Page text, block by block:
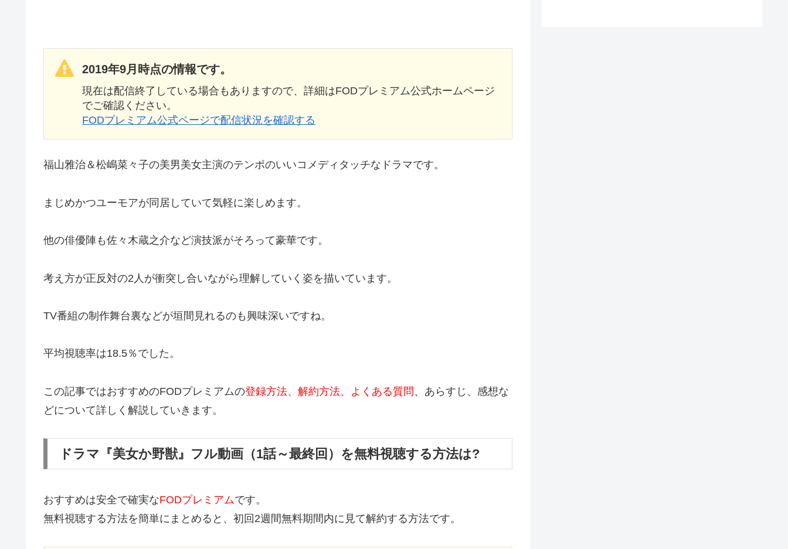
2019年9月時点の情報です。
現在は配信終了している場合もありますので、詳細はFODプレミアム公式ホームページ
でご確認ください。
FODプレミアム公式ページで配信状況を確認する
福山雅治＆松嶋菜々子の美男美女主演のテンポのいいコメディタッチなドラマです。
まじめかつユーモアが同居していて気軽に楽しめます。
他の俳優陣も佐々木蔵之介など演技派がそろって豪華です。
考え方が正反対の2人が衝突し合いながら理解していく姿を描いています。
TV番組の制作舞台裏などが垣間見れるのも興味深いですね。
平均視聴率は18.5％でした。
この記事ではおすすめのFODプレミアムの登録方法、解約方法、よくある質問 、あらすじ、感想な
どについて詳しく解説していきます。
ドラマ『美女か野獣』フル動画（1話～最終回）を無料視聴する方法は?
おすすめは安全で確実なFODプレミアムです。
無料視聴する方法を簡単にまとめると、初回2週間無料期間内に見て解約する方法です。